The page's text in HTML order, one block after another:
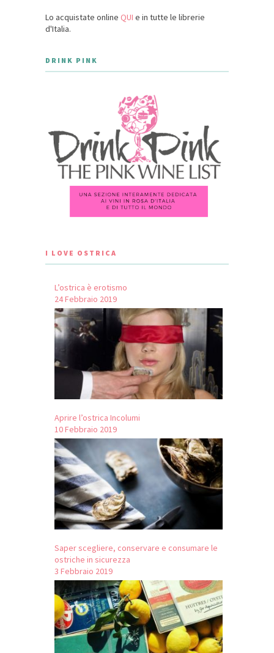
Lo acquistate online QUI e in tutte le librerie
d'Italia.
DRINK PINK
I LOVE OSTRICA
L’ostrica è erotismo
24 Febbraio 2019
Aprire l’ostrica Incolumi
10 Febbraio 2019
Saper scegliere, conservare e consumare le
ostriche in sicurezza
3 Febbraio 2019